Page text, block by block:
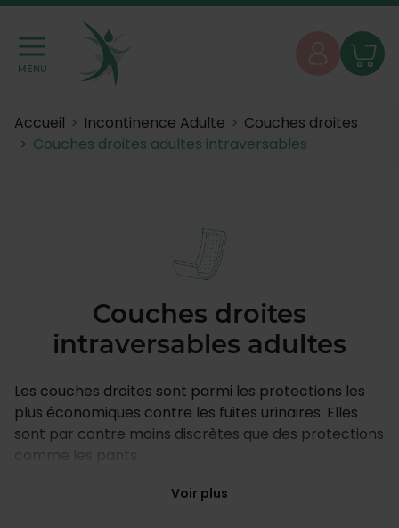
MENU
Accueil Incontinence Adulte
Couches droites
Couches droites adultes intraversables
Couches droites
intraversables adultes
Les couches droites sont parmi les protections les
plus économiques contre les fuites urinaires. Elles
sont par contre moins discrètes que des protections
comme les pants.
Voir plus